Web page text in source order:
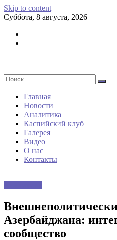
Skip to content
Суббота, 8 августа, 2026
Главная
Новости
Аналитика
Каспийский клуб
Галерея
Видео
О нас
Контакты
Азербайджана:
сообщество